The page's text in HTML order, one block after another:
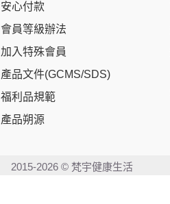
安心付款
會員等級辦法
加入特殊會員
產品文件(GCMS/SDS)
福利品規範
產品朔源
2015-2026 © 梵宇健康生活